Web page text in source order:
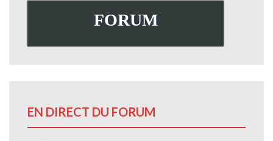
FORUM
EN DIRECT DU FORUM